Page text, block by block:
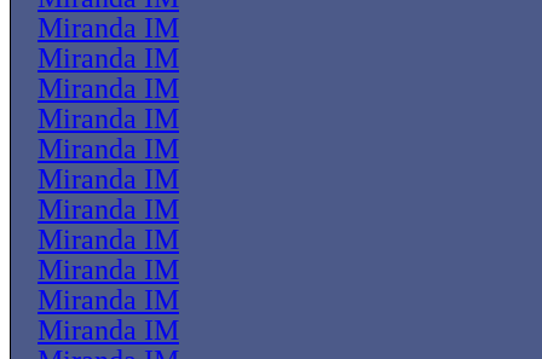
Miranda IM
Miranda IM
Miranda IM
Miranda IM
Miranda IM
Miranda IM
Miranda IM
Miranda IM
Miranda IM
Miranda IM
Miranda IM